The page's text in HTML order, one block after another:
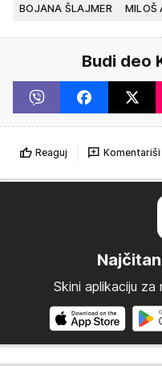
BOJANA ŠLAJMER MILOŠ
Budi deo
Reaguj Komentariši
Skini aplikaciju